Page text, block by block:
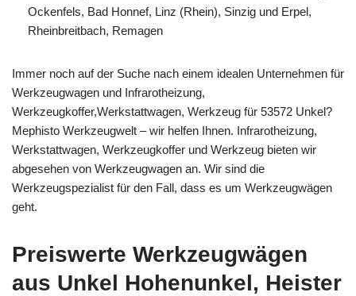
Ockenfels, Bad Honnef, Linz (Rhein), Sinzig und Erpel,
Rheinbreitbach, Remagen
Immer noch auf der Suche nach einem idealen Unternehmen für
Werkzeugwagen und Infrarotheizung,
Werkzeugkoffer,Werkstattwagen, Werkzeug für 53572 Unkel?
Mephisto Werkzeugwelt – wir helfen Ihnen. Infrarotheizung,
Werkstattwagen, Werkzeugkoffer und Werkzeug bieten wir
abgesehen von Werkzeugwagen an. Wir sind die
Werkzeugspezialist für den Fall, dass es um Werkzeugwägen
geht.
Preiswerte Werkzeugwägen
aus Unkel Hohenunkel, Heister